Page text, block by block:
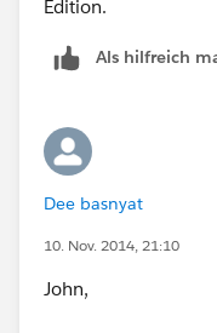
-k
Edition.
Als hilfreich
Dee basnyat
10. Nov. 2014, 21:10
John,